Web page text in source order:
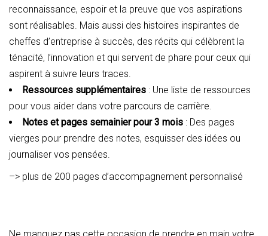
reconnaissance, espoir et la preuve que vos aspirations
sont réalisables. Mais aussi des histoires inspirantes de
cheffes d’entreprise à succès, des récits qui célèbrent la
ténacité, l’innovation et qui servent de phare pour ceux qui
aspirent à suivre leurs traces.
Ressources supplémentaires : Une liste de ressources
pour vous aider dans votre parcours de carrière.
Notes et pages semainier pour 3 mois : Des pages
vierges pour prendre des notes, esquisser des idées ou
journaliser vos pensées.
–> plus de 200 pages d’accompagnement personnalisé